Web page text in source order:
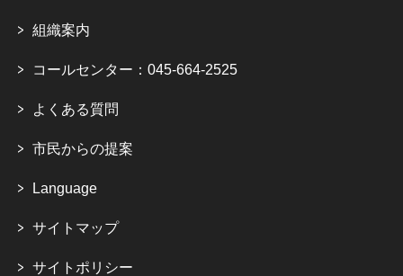
組織案内
コールセンター：045-664-2525
よくある質問
市民からの提案
Language
サイトマップ
サイトポリシー